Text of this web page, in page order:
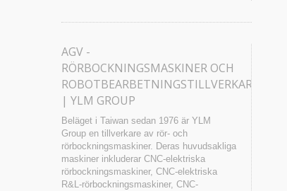
AGV -
RÖRBOCKNINGSMASKINER OCH
ROBOTBEARBETNINGSTILLVERKARE
| YLM GROUP
Beläget i Taiwan sedan 1976 är YLM
Group en tillverkare av rör- och
rörbockningsmaskiner. Deras huvudsakliga
maskiner inkluderar CNC-elektriska
rörbockningsmaskiner, CNC-elektriska
R&L-rörbockningsmaskiner, CNC-